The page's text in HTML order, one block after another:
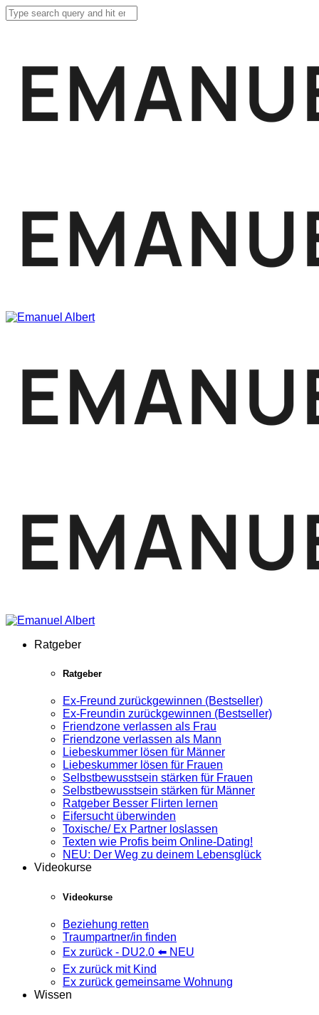
Ratgeber
Ratgeber
Ex-Freund zurückgewinnen (Bestseller)
Ex-Freundin zurückgewinnen (Bestseller)
Friendzone verlassen als Frau
Friendzone verlassen als Mann
Liebeskummer lösen für Männer
Liebeskummer lösen für Frauen
Selbstbewusstsein stärken für Frauen
Selbstbewusstsein stärken für Männer
Ratgeber Besser Flirten lernen
Eifersucht überwinden
Toxische/ Ex Partner loslassen
Texten wie Profis beim Online-Dating!
NEU: Der Weg zu deinem Lebensglück
Videokurse
Videokurse
Beziehung retten
Traumpartner/in finden
Ex zurück - DU2.0 ⬅️ NEU
Ex zurück mit Kind
Ex zurück gemeinsame Wohnung
Wissen